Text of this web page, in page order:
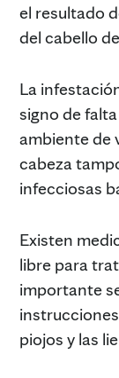
el resultado
del cabello
La
signo de
ambiente de
cabeza
infecciosas
Existen
libre para
importante
piojos y las